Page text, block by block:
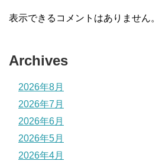
表示できるコメントはありません。
Archives
2026年8月
2026年7月
2026年6月
2026年5月
2026年4月